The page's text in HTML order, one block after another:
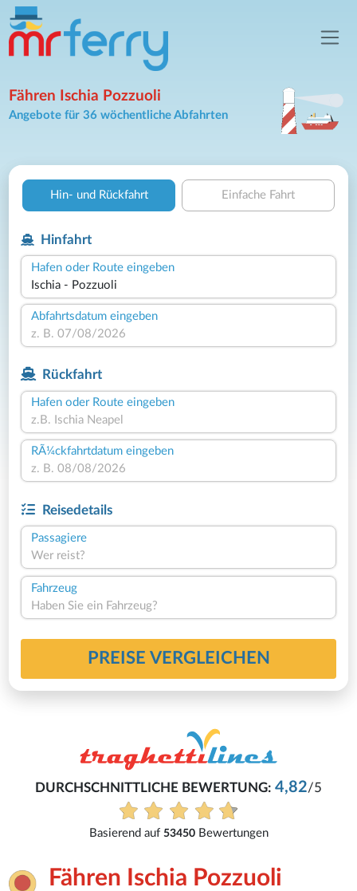
Fähren Ischia Pozzuoli
Angebote für 36 wöchentliche Abfahrten
Hin- und Rückfahrt Einfache Fahrt
Hinfahrt
Hafen oder Route eingeben
Abfahrtsdatum eingeben
Rückfahrt
Hafen oder Route eingeben
RÃ¼ckfahrtdatum eingeben
Reisedetails
Passagiere
Wer reist?
Fahrzeug
Haben Sie ein Fahrzeug?
PREISE VERGLEICHEN
DURCHSCHNITTLICHE BEWERTUNG: 4,82/5
Basierend auf 53450Bewertungen
Fähren Ischia Pozzuoli